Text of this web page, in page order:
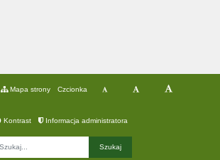
Mapa strony Czcionka
Kontrast Informacja administratora